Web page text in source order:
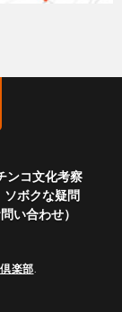
ンコ文化考察
ソボクな疑問
い合わせ）
楽部.